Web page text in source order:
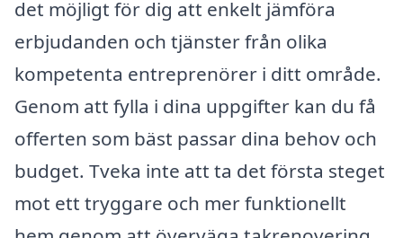
det möjligt för dig att enkelt jämföra
erbjudanden och tjänster från olika
kompetenta entreprenörer i ditt område.
Genom att fylla i dina uppgifter kan du få
offerten som bäst passar dina behov och
budget. Tveka inte att ta det första steget
mot ett tryggare och mer funktionellt